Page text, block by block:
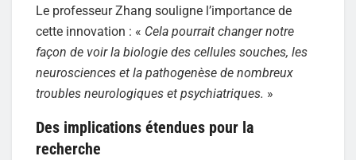
Le professeur Zhang souligne l’importance de
cette innovation : « Cela pourrait changer notre
façon de voir la biologie des cellules souches, les
neurosciences et la pathogenèse de nombreux
troubles neurologiques et psychiatriques. »
Des implications étendues pour la
recherche